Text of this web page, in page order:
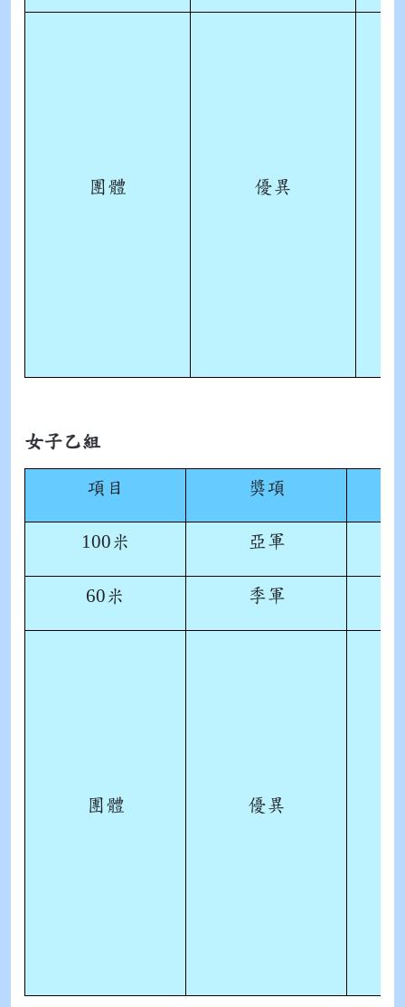
團體 優異
女子乙組
項目 獎項
100米 亞軍
60米 季軍
團體 優異